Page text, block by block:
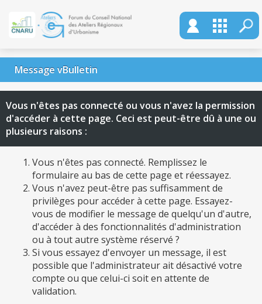
Message vBulletin
Vous n'êtes pas connecté ou vous n'avez la permission
d'accéder à cette page. Ceci est peut-être dû à une ou
plusieurs raisons :
Vous n'êtes pas connecté. Remplissez le
formulaire au bas de cette page et réessayez.
Vous n'avez peut-être pas suffisamment de
privilèges pour accéder à cette page. Essayez-
vous de modifier le message de quelqu'un d'autre,
d'accéder à des fonctionnalités d'administration
ou à tout autre système réservé ?
Si vous essayez d'envoyer un message, il est
possible que l'administrateur ait désactivé votre
compte ou que celui-ci soit en attente de
validation.